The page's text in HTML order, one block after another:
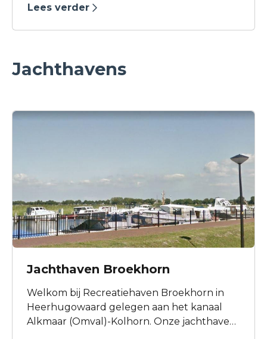
een prachtig groene omgeving. In de buurt
prachtige natuurgebied Het Duizend
Oudhollandse steden in de buurt van het
Lees verder
Jachthavens
Jachthaven Broekhorn
Welkom bij Recreatiehaven Broekhorn in
Heerhugowaard gelegen aan het kanaal
Alkmaar (Omval)-Kolhorn. Onze jachthaven